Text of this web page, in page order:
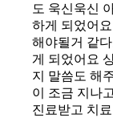
도 욱신욱신
하게 되었어
해야될거 같
게 되었어요
지 말씀도 해
이 조금 지나
진료받고 치